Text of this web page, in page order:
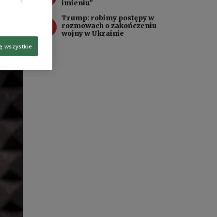
imieniu”
Trump: robimy postępy w
rozmowach o zakończeniu
wojny w Ukrainie
wszystkie